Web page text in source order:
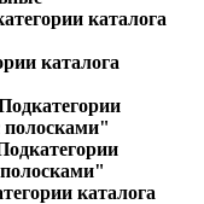
каталога
каталога
полосками"
каталога